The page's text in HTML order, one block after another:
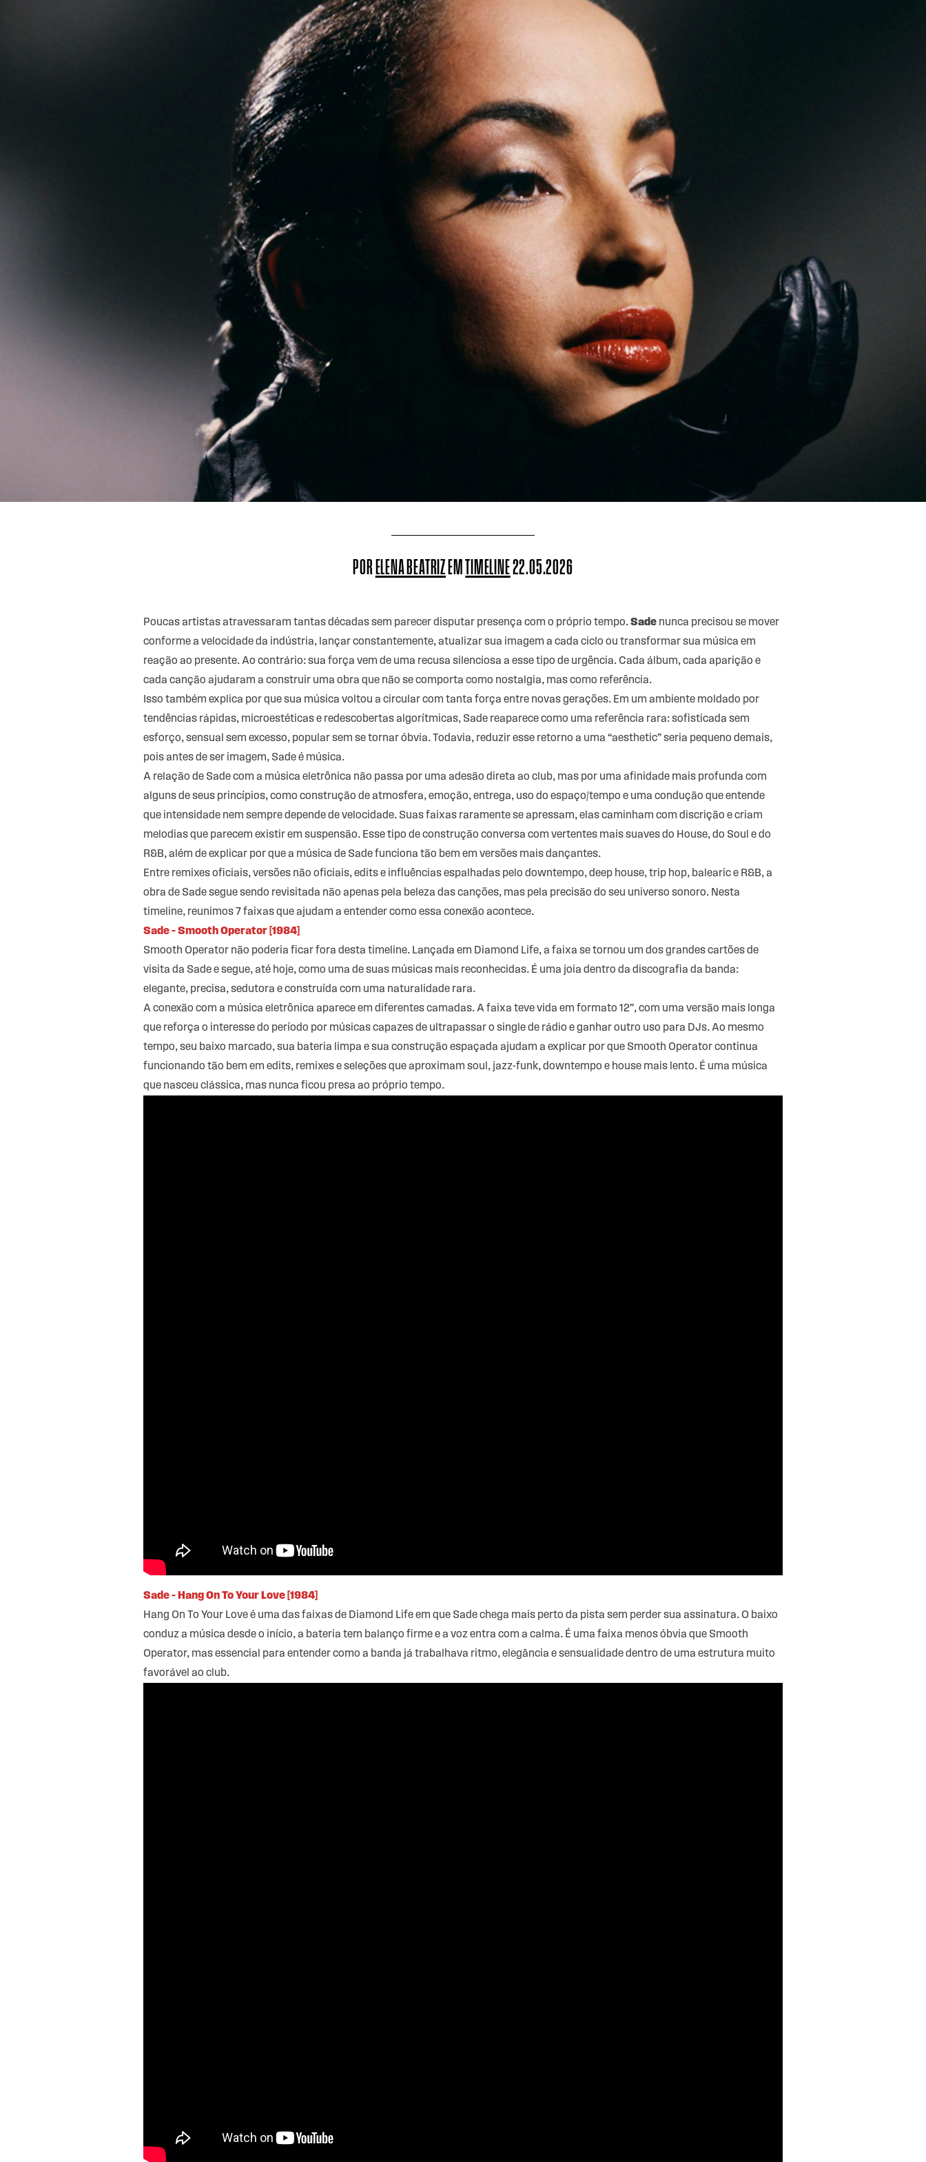
PORELENA BEATRIZEMTIMELINE22.05.2026
Poucas artistas atravessaram tantas décadas sem parecer disputar presença com o próprio tempo.Sade nunca precisou se mover
conforme a velocidade da indústria, lançar constantemente, atualizar sua imagem a cada ciclo ou transformar sua música em
reação ao presente. Ao contrário: sua força vem de uma recusa silenciosa a esse tipo de urgência. Cada álbum, cada aparição e
cada canção ajudaram a construir uma obra que não se comporta como nostalgia, mas como referência.
Isso também explica por que sua música voltou a circular com tanta força entre novas gerações. Em um ambiente moldado por
tendências rápidas, microestéticas e redescobertas algorítmicas, Sade reaparece como uma referência rara: sofisticada sem
esforço, sensual sem excesso, popular sem se tornar óbvia. Todavia, reduzir esse retorno a uma “aesthetic” seria pequeno demais,
pois antes de ser imagem, Sade é música.
A relação de Sade com a música eletrônica não passa por uma adesão direta ao club, mas por uma afinidade mais profunda com
alguns de seus princípios, como construção de atmosfera, emoção, entrega, uso do espaço/tempo e uma condução que entende
que intensidade nem sempre depende de velocidade. Suas faixas raramente se apressam, elas caminham com discrição e criam
melodias que parecem existir em suspensão. Esse tipo de construção conversa com vertentes mais suaves do House, do Soul e do
R&B, além de explicar por que a música de Sade funciona tão bem em versões mais dançantes.
Entre remixes oficiais, versões não oficiais, edits e influências espalhadas pelo downtempo, deep house, trip hop, balearic e R&B, a
obra de Sade segue sendo revisitada não apenas pela beleza das canções, mas pela precisão do seu universo sonoro. Nesta
timeline, reunimos 7 faixas que ajudam a entender como essa conexão acontece.
Sade – Smooth Operator [1984]
Smooth Operator não poderia ficar fora desta timeline. Lançada em Diamond Life, a faixa se tornou um dos grandes cartões de
visita da Sade e segue, até hoje, como uma de suas músicas mais reconhecidas. É uma joia dentro da discografia da banda:
elegante, precisa, sedutora e construída com uma naturalidade rara.
A conexão com a música eletrônica aparece em diferentes camadas. A faixa teve vida em formato 12”, com uma versão mais longa
que reforça o interesse do período por músicas capazes de ultrapassar o single de rádio e ganhar outro uso para DJs. Ao mesmo
tempo, seu baixo marcado, sua bateria limpa e sua construção espaçada ajudam a explicar por que Smooth Operator continua
funcionando tão bem em edits, remixes e seleções que aproximam soul, jazz-funk, downtempo e house mais lento. É uma música
que nasceu clássica, mas nunca ficou presa ao próprio tempo.
Sade – Hang On To Your Love [1984]
Hang On To Your Love é uma das faixas de Diamond Life em que Sade chega mais perto da pista sem perder sua assinatura. O baixo
conduz a música desde o início, a bateria tem balanço firme e a voz entra com a calma. É uma faixa menos óbvia que Smooth
Operator, mas essencial para entender como a banda já trabalhava ritmo, elegância e sensualidade dentro de uma estrutura muito
favorável ao club.